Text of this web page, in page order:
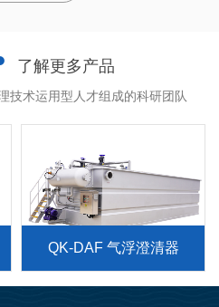
了解更多产品
技术运用型人才组成的科研团队
机 QK-JY自动加药系统